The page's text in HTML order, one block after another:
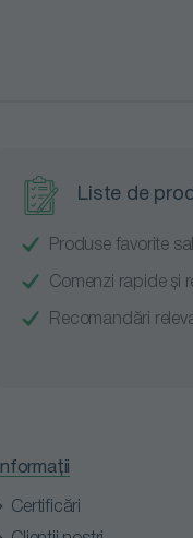
Liste de
Produse favorite
Comenzi rapide și
Recomandări
Informații
Certificări